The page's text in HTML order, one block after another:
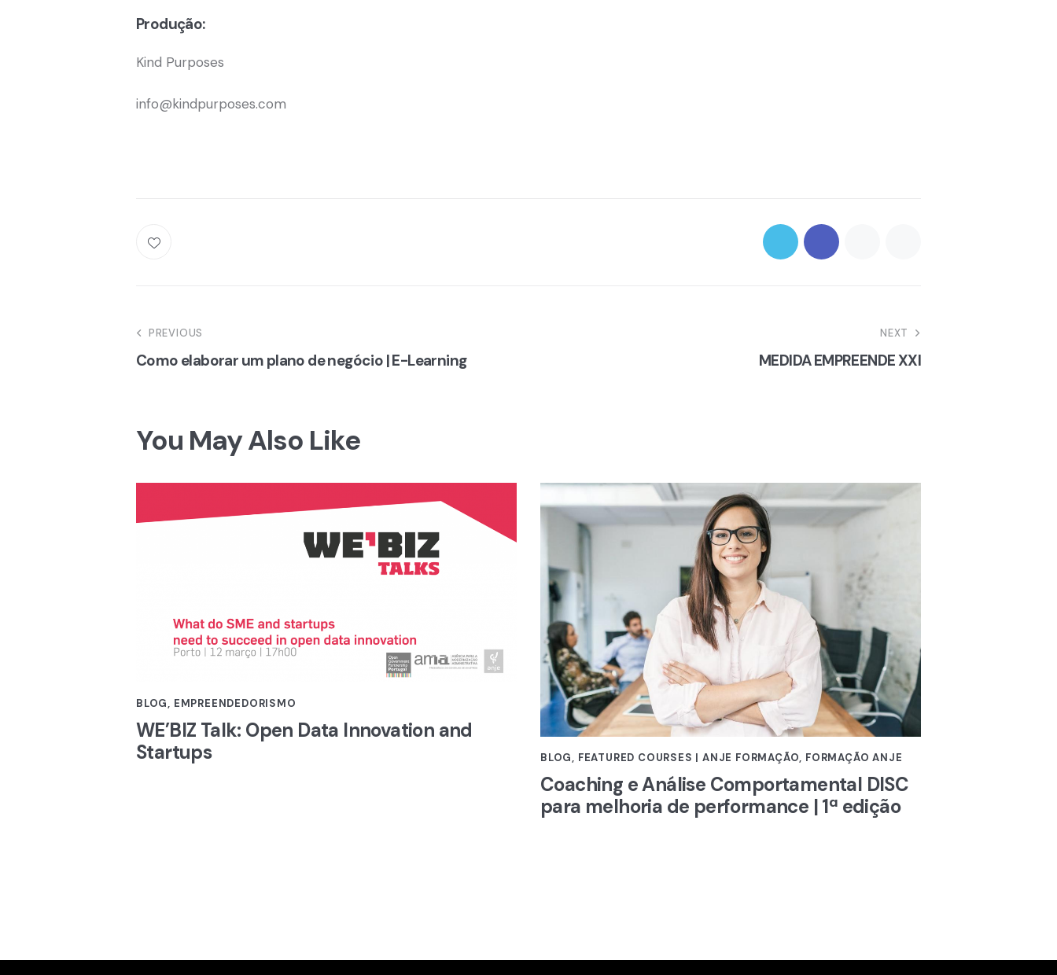
Produção:
Kind Purposes
info@kindpurposes.com
Navegação
de
artigos
PREVIOUS
Como elaborar um plano de negócio | E-Learning
NEXT
MEDIDA EMPREENDE XXI
You May Also Like
BLOG, EMPREENDEDORISMO
WE’BIZ Talk: Open Data Innovation and
Startups
BLOG, FEATURED COURSES | ANJE FORMAÇÃO, FORMAÇÃO ANJE
Coaching e Análise Comportamental DISC
para melhoria de performance | 1ª edição